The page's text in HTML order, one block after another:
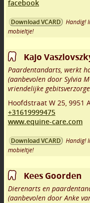
facebook
Download VCARD
Handig!
mobieltje!
Kajo
Paardentandarts, werkt
(aanbevolen door Sylvia
vriendelijke
Hoofdstraat W 25 9951
+31619999475
www.equine-care.com
Download VCARD
Handig!
mobieltje!
Kees Goorden
Dierenarts en
(aanbevolen door Anke